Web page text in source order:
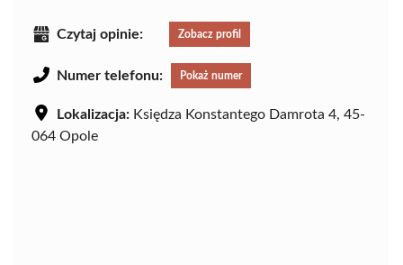
Czytaj opinie: Zobacz profil
Numer telefonu: Pokaż numer
Lokalizacja: Księdza Konstantego Damrota 4, 45-
064 Opole